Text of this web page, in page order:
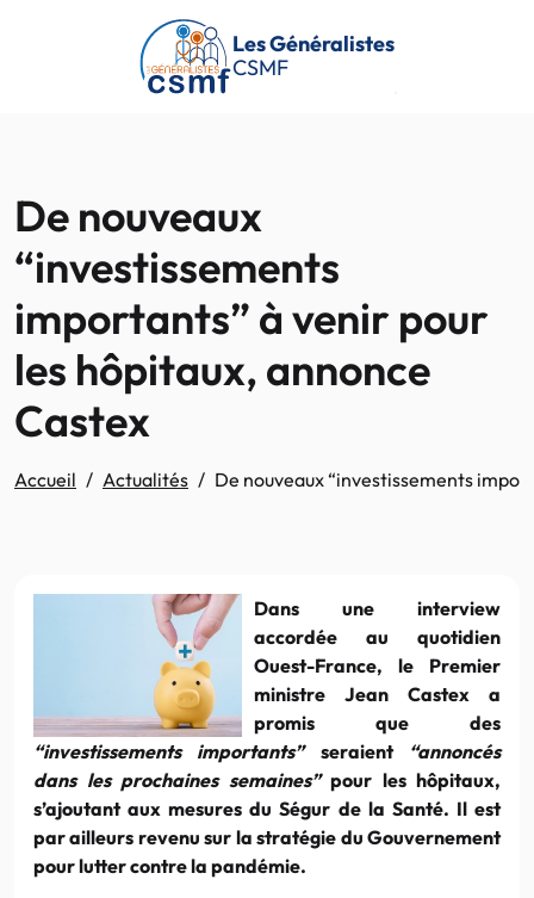
Passer au contenu principal
Les Généralistes
CSMF
De nouveaux
“investissements
importants” à venir pour
les hôpitaux, annonce
Castex
Accueil Actualités De nouveaux “investissements
Dans une interview
accordée au quotidien
Ouest-France, le Premier
ministre Jean Castex a
promis que des
“investissements importants”seraient “annoncés
dans les prochaines semaines”pour les hôpitaux,
s’ajoutant aux mesures du Ségur de la Santé. Il est
par ailleurs revenu sur la stratégie du Gouvernement
pour lutter contre la pandémie.